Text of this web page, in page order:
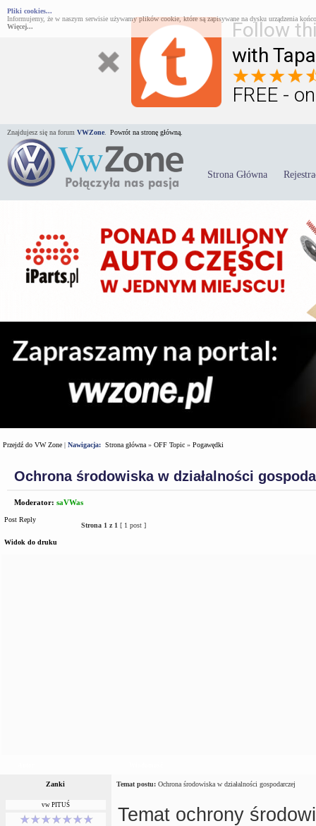
Follow
with
FREE -
Pliki cookies...
Informujemy, że w naszym serwisie używamy plików cookie, które są zapisywane na dysku urządzenia
Więcej...
Znajdujesz się na forum VWZone Powrót na stronę główną.
Strona Główna
Przejdź do VW Zone | Nawigacja: Strona główna » OFF Topic » Pogawędki
Ochrona środowiska w działalności
Moderator: saVWas
Post Reply
Strona 1 z 1 [ 1 post ]
Widok do druku
Zanki Temat postu: Ochrona środowiska w działalności gospodarczej
vw PITUŚ
Temat ochrony